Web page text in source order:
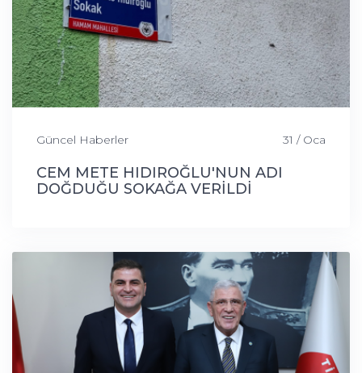
Güncel Haberler 31 / Oca
CEM METE HIDIROĞLU'NUN ADI
DOĞDUĞU SOKAĞA VERİLDİ